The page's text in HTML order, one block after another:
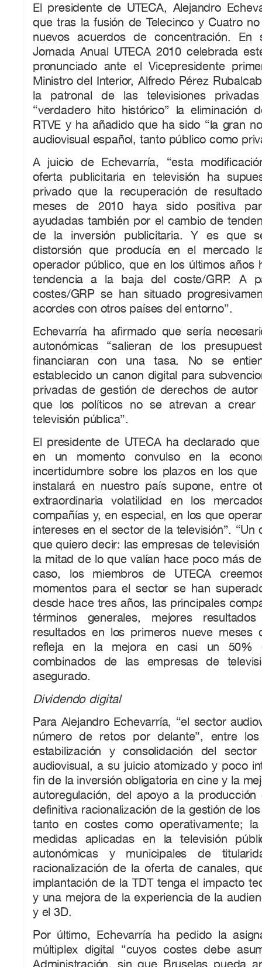
El presidente de UTECA, Alejandro
que tras la fusión de Telecinco y Cuatro
nuevos acuerdos de concentración.
Jornada Anual UTECA 2010 celebrada
pronunciado ante el Vicepresidente
Ministro del Interior, Alfredo Pérez
la patronal de las televisiones
“verdadero hito histórico” la eliminación
RTVE y ha añadido que ha sido “la gran
audiovisual español, tanto público como
A juicio de Echevarría, “esta
oferta publicitaria en televisión ha
privado que la recuperación de
meses de 2010 haya sido positiva
ayudadas también por el cambio de
de la inversión publicitaria. Y es que
distorsión que producía en el mercado
operador público, que en los últimos años
tendencia a la baja del coste/GRP. A
costes/GRP se han situado
acordes con otros países del entorno”.
Echevarría ha afirmado que sería
autonómicas “salieran de los
financiaran con una tasa. No se
establecido un canon digital para
privadas de gestión de derechos de
que los políticos no se atrevan a crear
televisión pública”.
El presidente de UTECA ha declarado
en un momento convulso en la
incertidumbre sobre los plazos en los
instalará en nuestro país supone, entre
extraordinaria volatilidad en los
compañías y, en especial, en los que
intereses en el sector de la televisión”. “Un
que quiero decir: las empresas de
la mitad de lo que valían hace poco más
caso, los miembros de UTECA
momentos para el sector se han
desde hace tres años, las principales
términos generales, mejores
resultados en los primeros nueve
refleja en la mejora en casi un 50%
combinados de las empresas de
asegurado.
Dividendo digital
Para Alejandro Echevarría, “el sector
número de retos por delante”, entre
estabilización y consolidación del
audiovisual, a su juicio atomizado y poco
fin de la inversión obligatoria en cine y la
autoregulación, del apoyo a la producción
definitiva racionalización de la gestión de
tanto en costes como operativamente;
medidas aplicadas en la televisión
autonómicas y municipales de
racionalización de la oferta de canales,
implantación de la TDT tenga el impacto
y una mejora de la experiencia de la
y el 3D.
Por último, Echevarría ha pedido la
múltiplex digital “cuyos costes debe
Administración, sin que Bruselas pueda